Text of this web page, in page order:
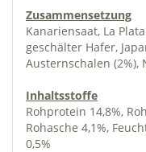
Zusammensetzung
Kanariensaat, La
geschälter Hafer,
Austernschalen (2%),
Inhaltsstoffe
Rohprotein 14,8%,
Rohasche 4,1%,
0,5%